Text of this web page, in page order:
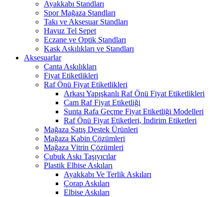
Ayakkabı Standları
Spor Mağaza Standları
Takı ve Aksesuar Standları
Havuz Tel Sepet
Eczane ve Optik Standları
Kask Askılıkları ve Standları
Aksesuarlar
Çanta Askılıkları
Fiyat Etiketlikleri
Raf Önü Fiyat Etiketlikleri
Arkası Yapışkanlı Raf Önü Fiyat Etiketlikleri
Cam Raf Fiyat Etiketliği
Sunta Rafa Geçme Fiyat Etiketliği Modelleri
Raf Önü Fiyat Etiketleri, İndirim Etiketleri
Mağaza Satış Destek Ürünleri
Mağaza Kabin Çözümleri
Mağaza Vitrin Çözümleri
Çubuk Askı Taşıyıcılar
Plastik Elbise Askıları
Ayakkabı Ve Terlik Askıları
Çorap Askıları
Elbise Askıları